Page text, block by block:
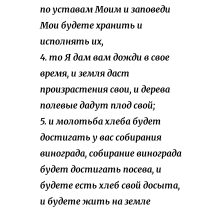
по уставам Моим и заповеди
Мои будете хранить и
исполнять их,
4. то Я дам вам дожди в свое
время, и земля даст
произрастения свои, и дерева
полевые дадут плод свой;
5. и молотьба хлеба будет
достигать у вас собирания
винограда, собирание винограда
будет достигать посева, и
будете есть хлеб свой досыта,
и будете жить на земле